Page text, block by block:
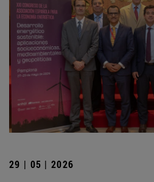
29 | 05 | 2026